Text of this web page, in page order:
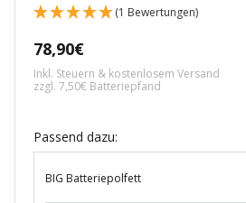
(1 Bewertungen)
Angebotspreis
78,90€
Inkl. Steuern & kostenlosem Versand
zzgl. 7,50€ Batteriepfand
Passend dazu:
BIG Batteriepolfett